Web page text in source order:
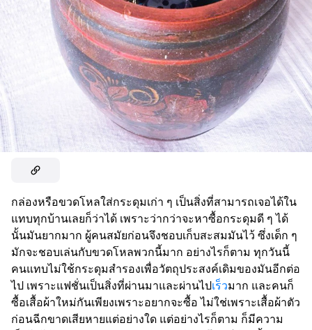
กล่องหรือขวดโหลใส่กระดุมเก่า ๆ เป็นสิ่งที่สามารถเจอได้ใน
แทบทุกบ้านเลยก็ว่าได้ เพราะว่ากว่าจะหาซื้อกระดุมดี ๆ ได้
นั้นมันยากมาก ผู้คนสมัยก่อนจึงชอบเก็บสะสมมันไว้ ซึ่งเด็ก ๆ
มักจะชอบเล่นกับขวดโหลพวกนี้มาก อย่างไรก็ตาม ทุกวันนี้
คนแทบไม่ใช้กระดุมสำรองเพื่อวัตถุประสงค์เดิมของมันอีกต่อ
ไป เพราะแฟชั่นเป็นสิ่งที่ผ่านมาและผ่านไปเร็วมาก และคนก็
ซื้อเสื้อผ้าใหม่กันเพียงเพราะอยากจะซื้อ ไม่ใช่เพราะเสื้อผ้าตัว
ก่อนฉีกขาดเสียหายแต่อย่างใด แต่อย่างไรก็ตาม ก็มีความ